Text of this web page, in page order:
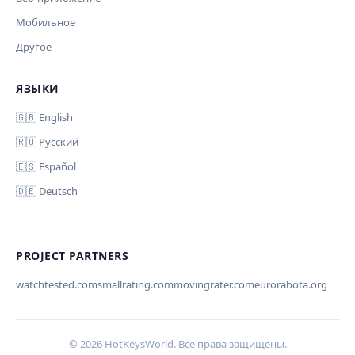
Отмена Отправить
Мобильное
Другое
ЯЗЫКИ
🇬🇧 English
🇷🇺 Русский
🇪🇸 Español
🇩🇪 Deutsch
PROJECT PARTNERS
watchtested.comsmallrating.commovingrater.comeurorabota.org
© 2026 HotKeysWorld. Все права защищены.